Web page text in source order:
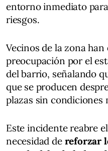
entorno inmediato
riesgos.
Vecinos de la zona han
preocupación por el
del barrio, señalando
que se producen
plazas sin condiciones
Este incidente reabre
necesidad de reforzar